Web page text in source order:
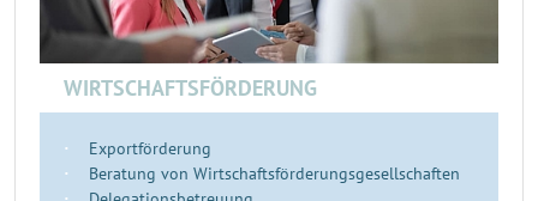
WIRTSCHAFTSFÖRDERUNG
Exportförderung
Beratung von Wirtschaftsförderungsgesellschaften